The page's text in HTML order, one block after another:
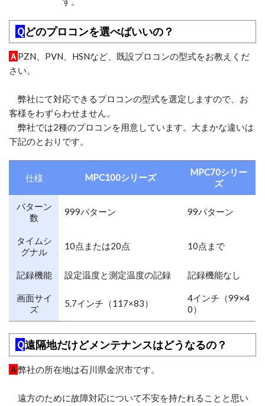
Ｑどのプロコンを選べばいいの？
Ａ PZN、PVN、HSNなど、既設プロコンの型式をお教えくだ
さい。
弊社にて対応できるプロコンの型式を選定しますので、お
客様をわずらわせません。
弊社では2種のプロコンを用意しています。大まかな違いは
下記のとおりです。
仕様 MPC100シリーズ
MPC70シリー
ズ
パターン
数
999パターン 99パターン
タイムシ
グナル
10点または20点 10点まで
記録機能 設定温度と測定温度の記録 記録機能なし
画面サイ
ズ
5.7インチ（117×83）
4インチ（99×4
0）
Ｑ遠隔地だけどメンテナンスはどうなるの？
Ａ弊社の所在地は石川県金沢市です。
遠方のために故障対応について不安を持たれることと思い